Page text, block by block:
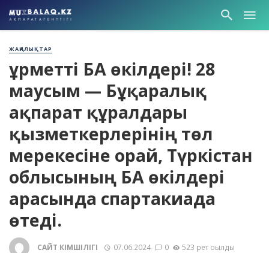
ЖАҢАЛЫҚТАР
Құрметті БАҚ өкілдері! 28
маусым — Бұқаралық
ақпарат құралдары
қызметкерлерінің төл
мерекесіне орай, Түркістан
облысының БАҚ өкілдері
арасында спартакиада
өтеді.
САЙТ ӘКІМШІЛІГІ 07.06.2024 0 523 рет оқылды